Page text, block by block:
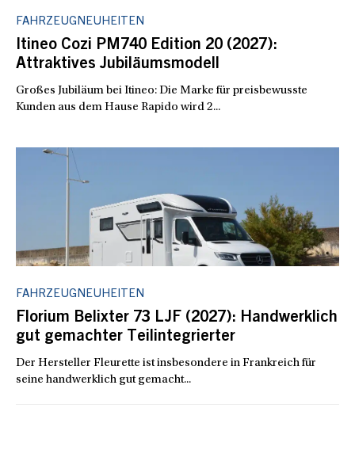
FAHRZEUGNEUHEITEN
Itineo Cozi PM740 Edition 20 (2027):
Attraktives Jubiläumsmodell
Großes Jubiläum bei Itineo: Die Marke für preisbewusste
Kunden aus dem Hause Rapido wird 2...
FAHRZEUGNEUHEITEN
Florium Belixter 73 LJF (2027): Handwerklich
gut gemachter Teilintegrierter
Der Hersteller Fleurette ist insbesondere in Frankreich für
seine handwerklich gut gemacht...